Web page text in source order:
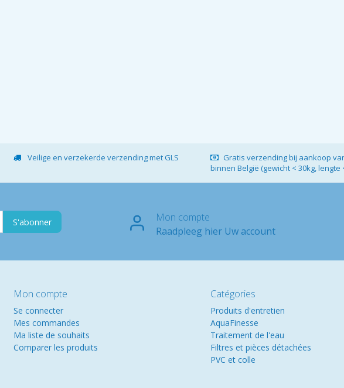
Veilige en verzekerde verzending met GLS
Gratis verzending bij aankoop
binnen België (gewicht < 30kg, lengte
S'abonner
Mon compte
Raadpleeg hier Uw account
Mon compte
Se connecter
Mes commandes
Ma liste de souhaits
Comparer les produits
Catégories
Produits d'entretien
AquaFinesse
Traitement de l'eau
Filtres et pièces détachées
PVC et colle